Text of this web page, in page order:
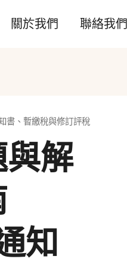
關於我們 聯絡我們
書、暫繳稅與修訂評稅
解
知